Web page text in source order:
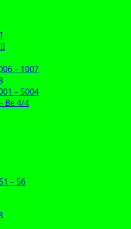
– 1007
– 5004
Be 4/4
– 56